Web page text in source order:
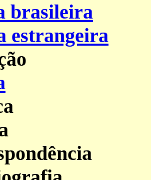
brasileira
estrangeira